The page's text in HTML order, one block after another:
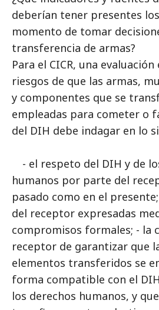
deberían tener presentes
momento de tomar
transferencia de armas?
Para el CICR, una
riesgos de que las armas,
y componentes que se
empleadas para cometer o
del DIH debe indagar en lo
- el respeto del DIH y de
humanos por parte del
pasado como en el
del receptor expresadas
compromisos formales; - la
receptor de garantizar que
elementos transferidos se
forma compatible con el
los derechos humanos, y